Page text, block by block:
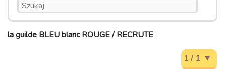
la guilde BLEU blanc ROUGE / RECRUTE
1 / 1